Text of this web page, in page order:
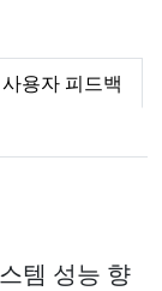
사용자 피드백
템 성능 향